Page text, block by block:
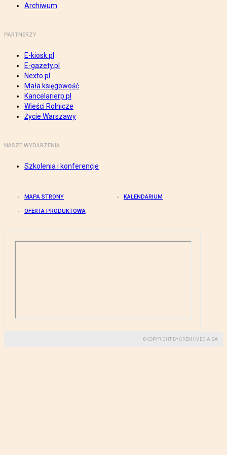
Archiwum
PARTNERZY
E-kiosk.pl
E-gazety.pl
Nexto.pl
Mała księgowość
Kancelarierp.pl
Wieści Rolnicze
Życie Warszawy
NASZE WYDARZENIA
Szkolenia i konferencje
MAPA STRONY KALENDARIUM
OFERTA PRODUKTOWA
© COPYRIGHT BY GREMI MEDIA SA